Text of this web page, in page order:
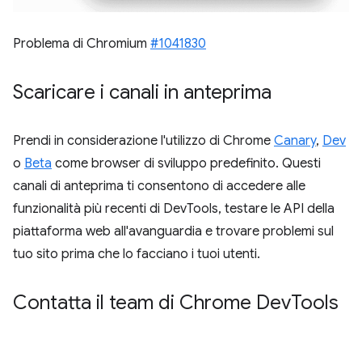
Problema di Chromium #1041830
Scaricare i canali in anteprima
Prendi in considerazione l'utilizzo di Chrome Canary, Dev
o Beta come browser di sviluppo predefinito. Questi
canali di anteprima ti consentono di accedere alle
funzionalità più recenti di DevTools, testare le API della
piattaforma web all'avanguardia e trovare problemi sul
tuo sito prima che lo facciano i tuoi utenti.
Contatta il team di Chrome DevTools